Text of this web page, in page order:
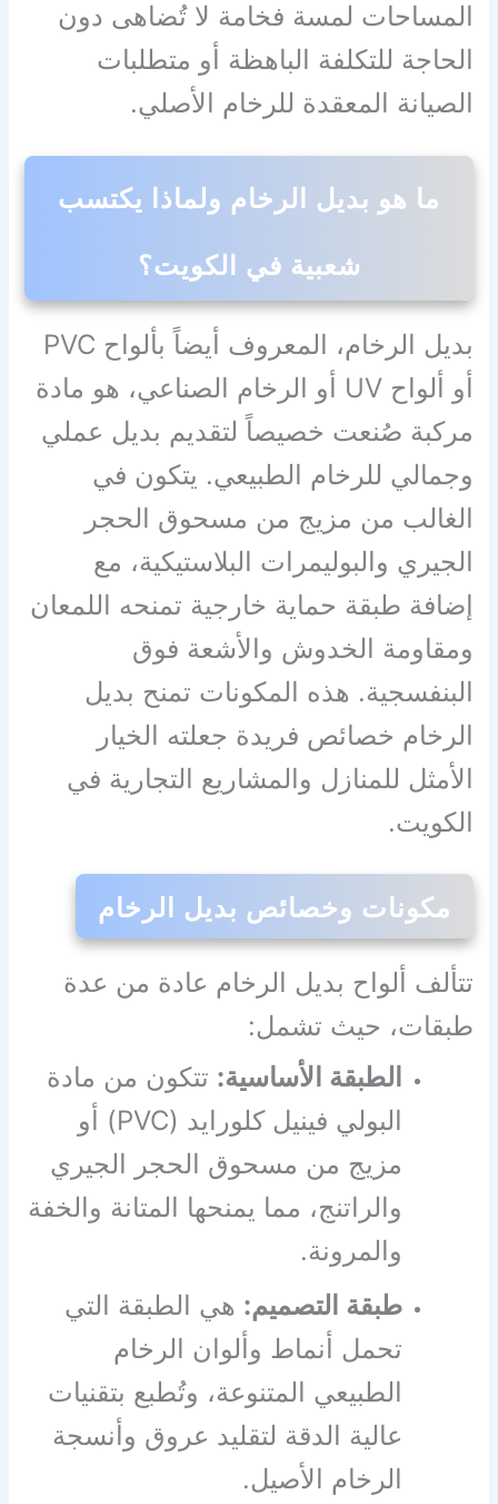
المساحات لمسة فخامة لا تُضاهى دون
الحاجة للتكلفة الباهظة أو متطلبات
الصيانة المعقدة للرخام الأصلي.
ما هو بديل الرخام ولماذا يكتسب
شعبية في الكويت؟
بديل الرخام، المعروف أيضاً بألواح PVC
أو ألواح UV أو الرخام الصناعي، هو مادة
مركبة صُنعت خصيصاً لتقديم بديل عملي
وجمالي للرخام الطبيعي. يتكون في
الغالب من مزيج من مسحوق الحجر
الجيري والبوليمرات البلاستيكية، مع
إضافة طبقة حماية خارجية تمنحه اللمعان
ومقاومة الخدوش والأشعة فوق
البنفسجية. هذه المكونات تمنح بديل
الرخام خصائص فريدة جعلته الخيار
الأمثل للمنازل والمشاريع التجارية في
الكويت.
مكونات وخصائص بديل الرخام
تتألف ألواح بديل الرخام عادة من عدة
طبقات، حيث تشمل:
الطبقة الأساسية: تتكون من مادة
البولي فينيل كلورايد (PVC) أو
مزيج من مسحوق الحجر الجيري
والراتنج، مما يمنحها المتانة والخفة
والمرونة.
طبقة التصميم: هي الطبقة التي
تحمل أنماط وألوان الرخام
الطبيعي المتنوعة، وتُطبع بتقنيات
عالية الدقة لتقليد عروق وأنسجة
الرخام الأصيل.